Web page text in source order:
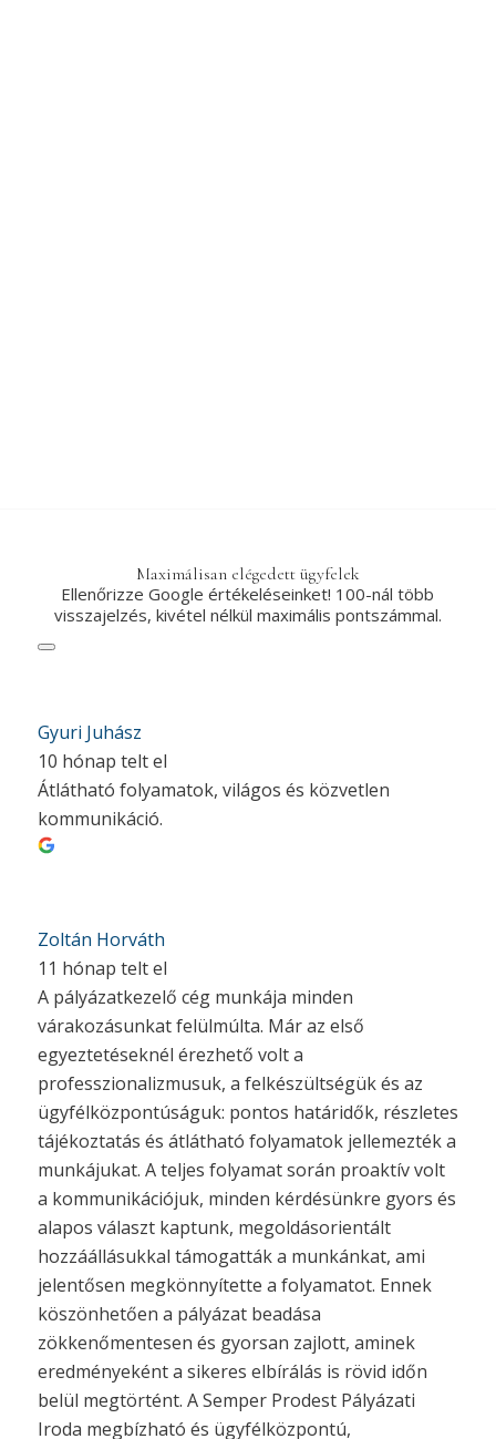
Maximálisan elégedett ügyfelek
Ellenőrizze Google értékeléseinket! 100-nál több
visszajelzés, kivétel nélkül maximális pontszámmal.
Gyuri Juhász
10 hónap telt el
Átlátható folyamatok, világos és közvetlen
kommunikáció.
Zoltán Horváth
11 hónap telt el
A pályázatkezelő cég munkája minden
várakozásunkat felülmúlta. Már az első
egyeztetéseknél érezhető volt a
professzionalizmusuk, a felkészültségük és az
ügyfélközpontúságuk: pontos határidők, részletes
tájékoztatás és átlátható folyamatok jellemezték a
munkájukat. A teljes folyamat során proaktív volt
a kommunikációjuk, minden kérdésünkre gyors és
alapos választ kaptunk, megoldásorientált
hozzáállásukkal támogatták a munkánkat, ami
jelentősen megkönnyítette a folyamatot. Ennek
köszönhetően a pályázat beadása
zökkenőmentesen és gyorsan zajlott, aminek
eredményeként a sikeres elbírálás is rövid időn
belül megtörtént. A Semper Prodest Pályázati
Iroda megbízható és ügyfélközpontú,